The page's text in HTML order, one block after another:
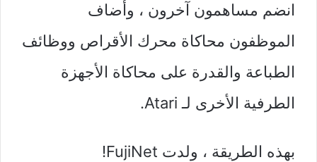
انضم مساهمون آخرون ، وأضاف
الموظفون محاكاة محرك الأقراص ووظائف
الطباعة والقدرة على محاكاة الأجهزة
الطرفية الأخرى لـ Atari.
بهذه الطريقة ، ولدت FujiNet!